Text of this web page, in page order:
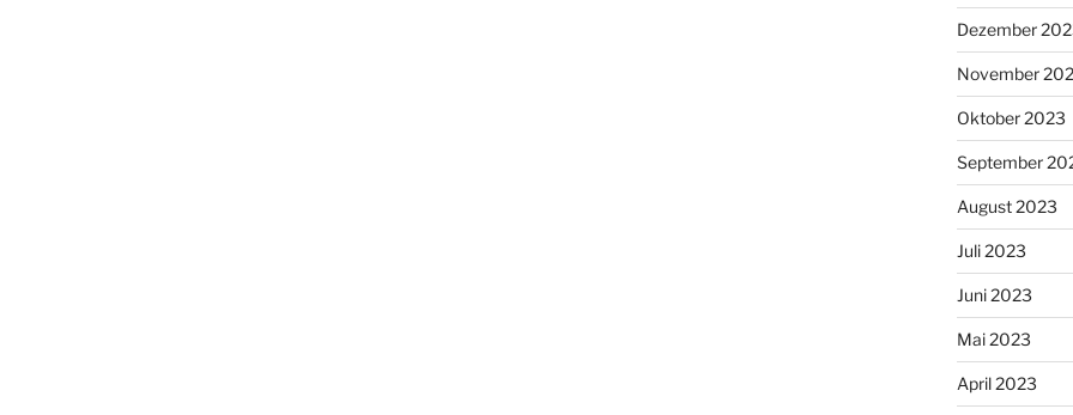
Dezember
November
Oktober 2023
September
August 2023
Juli 2023
Juni 2023
Mai 2023
April 2023